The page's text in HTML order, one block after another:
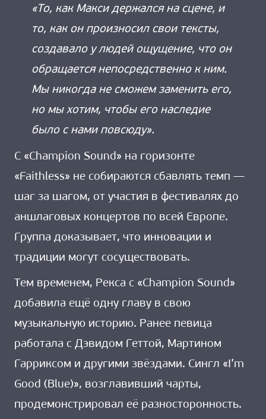
«То, как Макси держался на сцене, и
то, как он произносил свои тексты,
создавало у людей ощущение, что он
обращается непосредственно к ним.
Мы никогда не сможем заменить его,
но мы хотим, чтобы его наследие
было с нами повсюду».
С «Champion Sound» на горизонте
«Faithless» не собираются сбавлять темп —
шаг за шагом, от участия в фестивалях до
аншлаговых концертов по всей Европе.
Группа доказывает, что инновации и
традиции могут сосуществовать.
Тем временем, Рекса с «Champion Sound»
добавила ещё одну главу в свою
музыкальную историю. Ранее певица
работала с Дэвидом Геттой, Мартином
Гарриксом и другими звёздами. Сингл «I’m
Good (Blue)», возглавивший чарты,
продемонстрировал её разносторонность.